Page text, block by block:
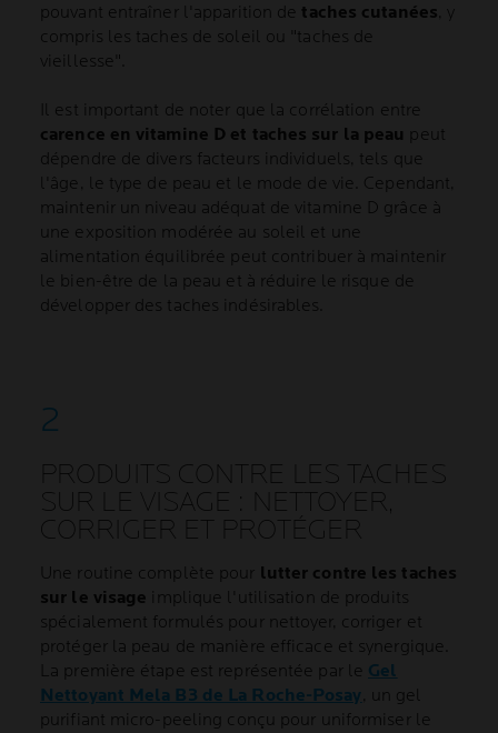
pouvant entraîner l'apparition de taches cutanées , y
compris les taches de soleil ou "taches de
vieillesse".
Il est important de noter que la corrélation entre
carence en vitamine D et taches sur la peau peut
dépendre de divers facteurs individuels, tels que
l'âge, le type de peau et le mode de vie. Cependant,
maintenir un niveau adéquat de vitamine D grâce à
une exposition modérée au soleil et une
alimentation équilibrée peut contribuer à maintenir
le bien-être de la peau et à réduire le risque de
développer des taches indésirables.
PRODUITS CONTRE LES TACHES
SUR LE VISAGE : NETTOYER,
CORRIGER ET PROTÉGER
Une routine complète pour lutter contre les taches
sur le visage implique l'utilisation de produits
spécialement formulés pour nettoyer, corriger et
protéger la peau de manière efficace et synergique.
La première étape est représentée par le Gel
Nettoyant Mela B3 de La Roche-Posay , un gel
purifiant micro-peeling conçu pour uniformiser le